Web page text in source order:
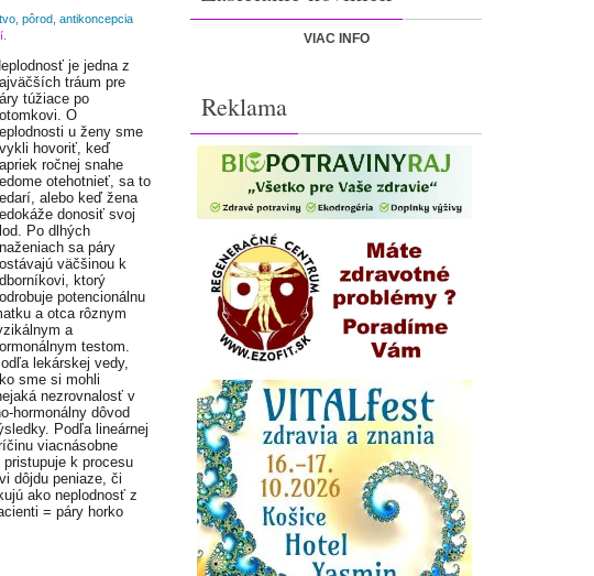
pôrod, antikoncepcia
je jedna z
tráum pre
túžiace po
O
u ženy sme
hovoriť, keď
ročnej snahe
otehotnieť, sa to
alebo keď žena
donosiť svoj
Po dlhých
sa páry
väčšinou k
ktorý
potencionálnu
a otca rôznym
a
testom.
lekárskej vedy,
sme si mohli
nezrovnalosť v
hormonálny dôvod
Podľa lineárnej
viacnásobne
k procesu
dôjdu peniaze, či
ako neplodnosť z
= páry horko
VIAC INFO
Reklama